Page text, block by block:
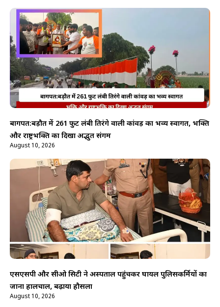
बागपत:बड़ौत में 261 फुट लंबी तिरंगे वाली कांवड़ का भव्य स्वागत, भक्ति
और राष्ट्रभक्ति का दिखा अद्भुत संगम
August 10, 2026
एसएसपी और सीओ सिटी ने अस्पताल पहुंचकर घायल पुलिसकर्मियों का
जाना हालचाल, बढ़ाया हौसला
August 10, 2026